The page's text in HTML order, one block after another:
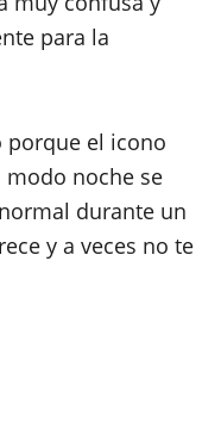
para la
porque el icono
modo noche se
durante un
y a veces no te